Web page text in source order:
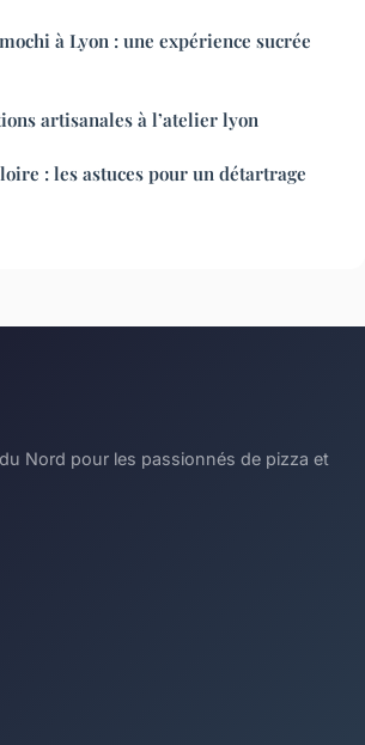
à Lyon : une expérience sucrée
artisanales à l’atelier lyon
: les astuces pour un détartrage
Nord pour les passionnés de pizza et